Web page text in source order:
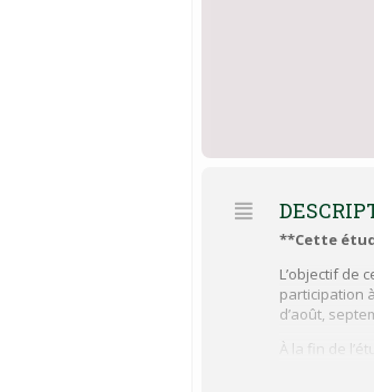
**Cette
L’objectif de
participation
d’août,
À la fin de